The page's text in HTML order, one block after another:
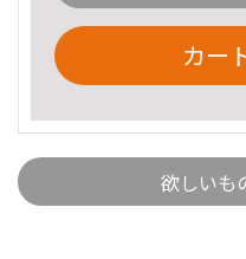
カー
欲しいも